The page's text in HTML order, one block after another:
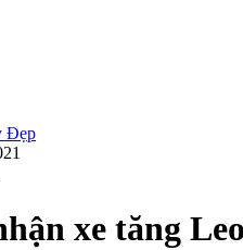
Đẹp
xe tăng